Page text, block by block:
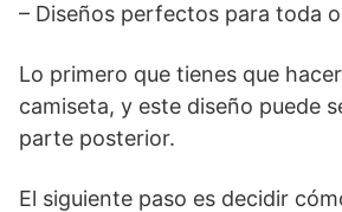
– Diseños perfectos para toda
Lo primero que tienes que
camiseta, y este diseño puede
parte posterior.
El siguiente paso es decidir